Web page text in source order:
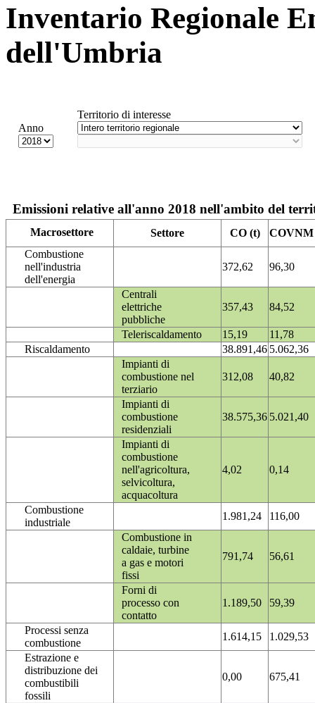
Inventario Regionale
dell'Umbria
Anno
Territorio di interesse
Emissioni relative all'anno 2018 nell'ambito del
Macrosettore Settore CO (t)
COVNM
Combustione
nell'industria
dell'energia
372,62 96,30
Centrali
elettriche
pubbliche
357,43 84,52
Teleriscaldamento 15,19
11,78
Riscaldamento
38.891,46 5.062,36
Impianti di
combustione nel
terziario
312,08 40,82
Impianti di
combustione
residenziali
38.575,36 5.021,40
Impianti di
combustione
nell'agricoltura,
selvicoltura,
acquacoltura
4,02 0,14
Combustione
industriale
1.981,24
116,00
Combustione in
caldaie, turbine
a gas e motori
fissi
791,74 56,61
Forni di
processo con
contatto
1.189,50 59,39
Processi senza
combustione
1.614,15
1.029,53
Estrazione e
distribuzione dei
combustibili
fossili
0,00 675,41